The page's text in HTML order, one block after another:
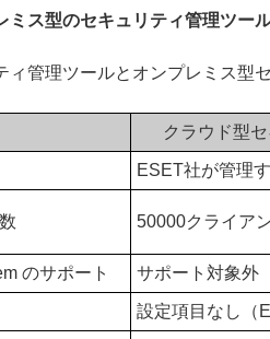
ス型のセキュリティ管理ツー
ィ管理ツールとオンプレミス型
クラウド型
ESET社が管理
50000クライア
のサポート サポート対象外
設定項目なし（